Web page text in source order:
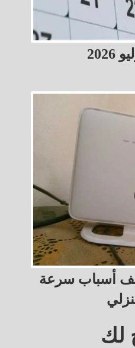
موعد إجازة ثورة 23 يوليو 2026
أسباب سرعة
لك